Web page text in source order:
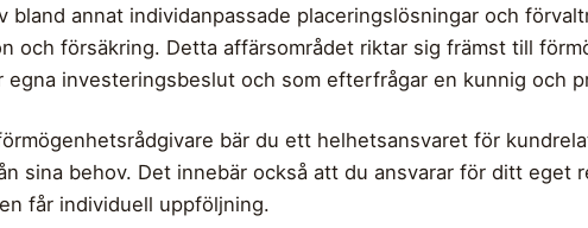
bland annat individanpassade placeringslösningar och
och försäkring. Detta affärsområdet riktar sig främst till
egna investeringsbeslut och som efterfrågar en kunnig och
bär du ett helhetsansvaret för
sina behov. Det innebär också att du ansvarar för ditt eget
får individuell uppföljning.